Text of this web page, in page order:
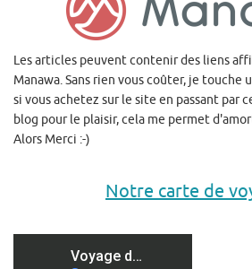
Les articles peuvent contenir des liens
Manawa. Sans rien vous coûter, je
si vous achetez sur le site en passant par
blog pour le plaisir, cela me permet
Alors Merci :-)
Notre carte de